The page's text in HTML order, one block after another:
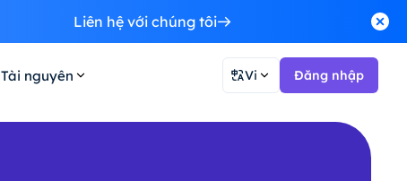
Liên hệ với chúng tôi
Tài nguyên Vi Đăng nhập